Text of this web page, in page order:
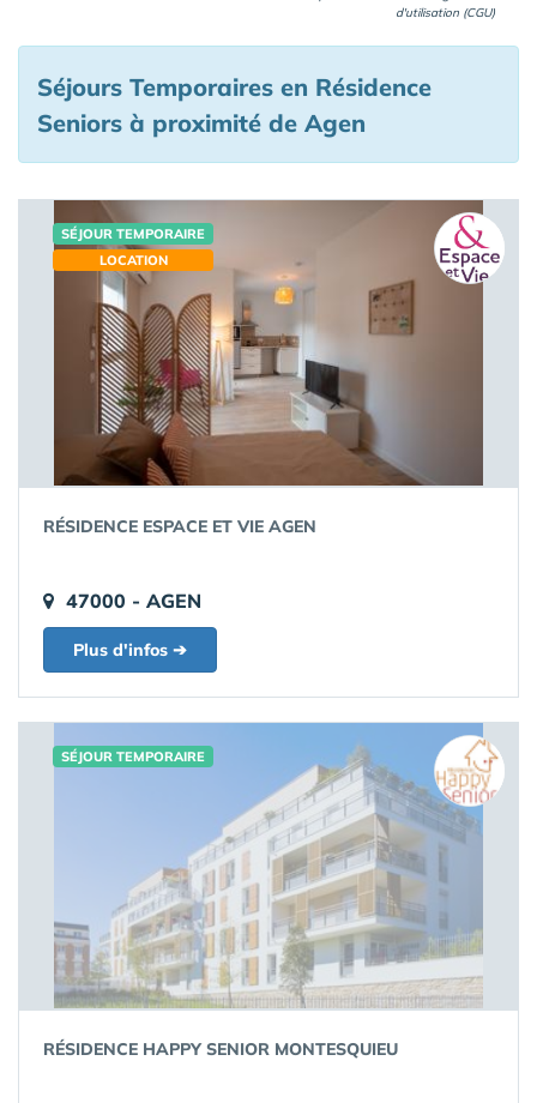
d'utilisation (CGU)
Séjours Temporaires en Résidence
Seniors à proximité de Agen
SÉJOUR TEMPORAIRE
LOCATION
RÉSIDENCE ESPACE ET VIE AGEN
47000 - AGEN
Plus d'infos ➔
SÉJOUR TEMPORAIRE
RÉSIDENCE HAPPY SENIOR MONTESQUIEU